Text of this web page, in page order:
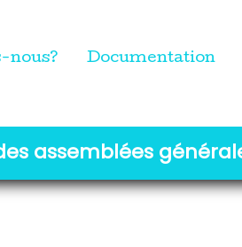
nous? Documentation
assemblées